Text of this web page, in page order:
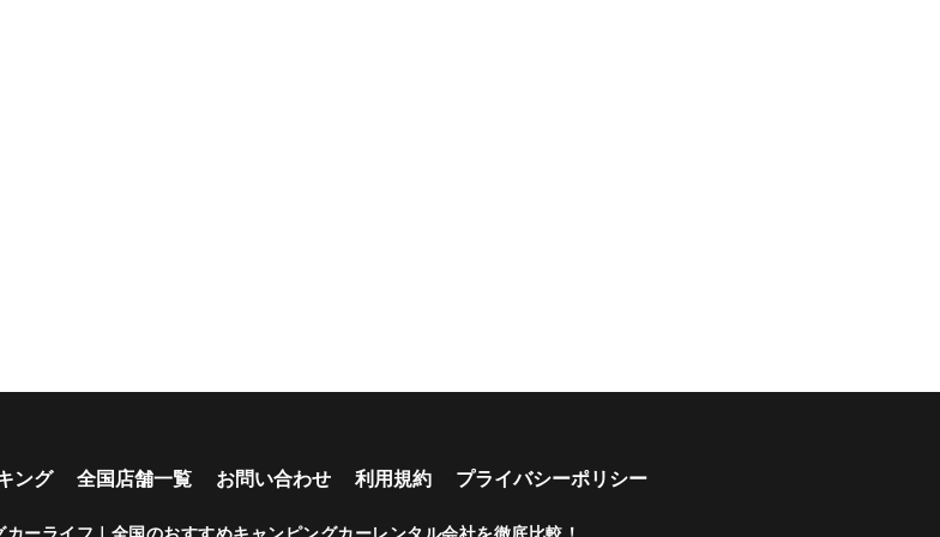
ング 全国店舗一覧 お問い合わせ 利用規約 プライバシーポリシー
カーライフ｜全国のおすすめキャンピングカーレンタル会社を徹底比較！